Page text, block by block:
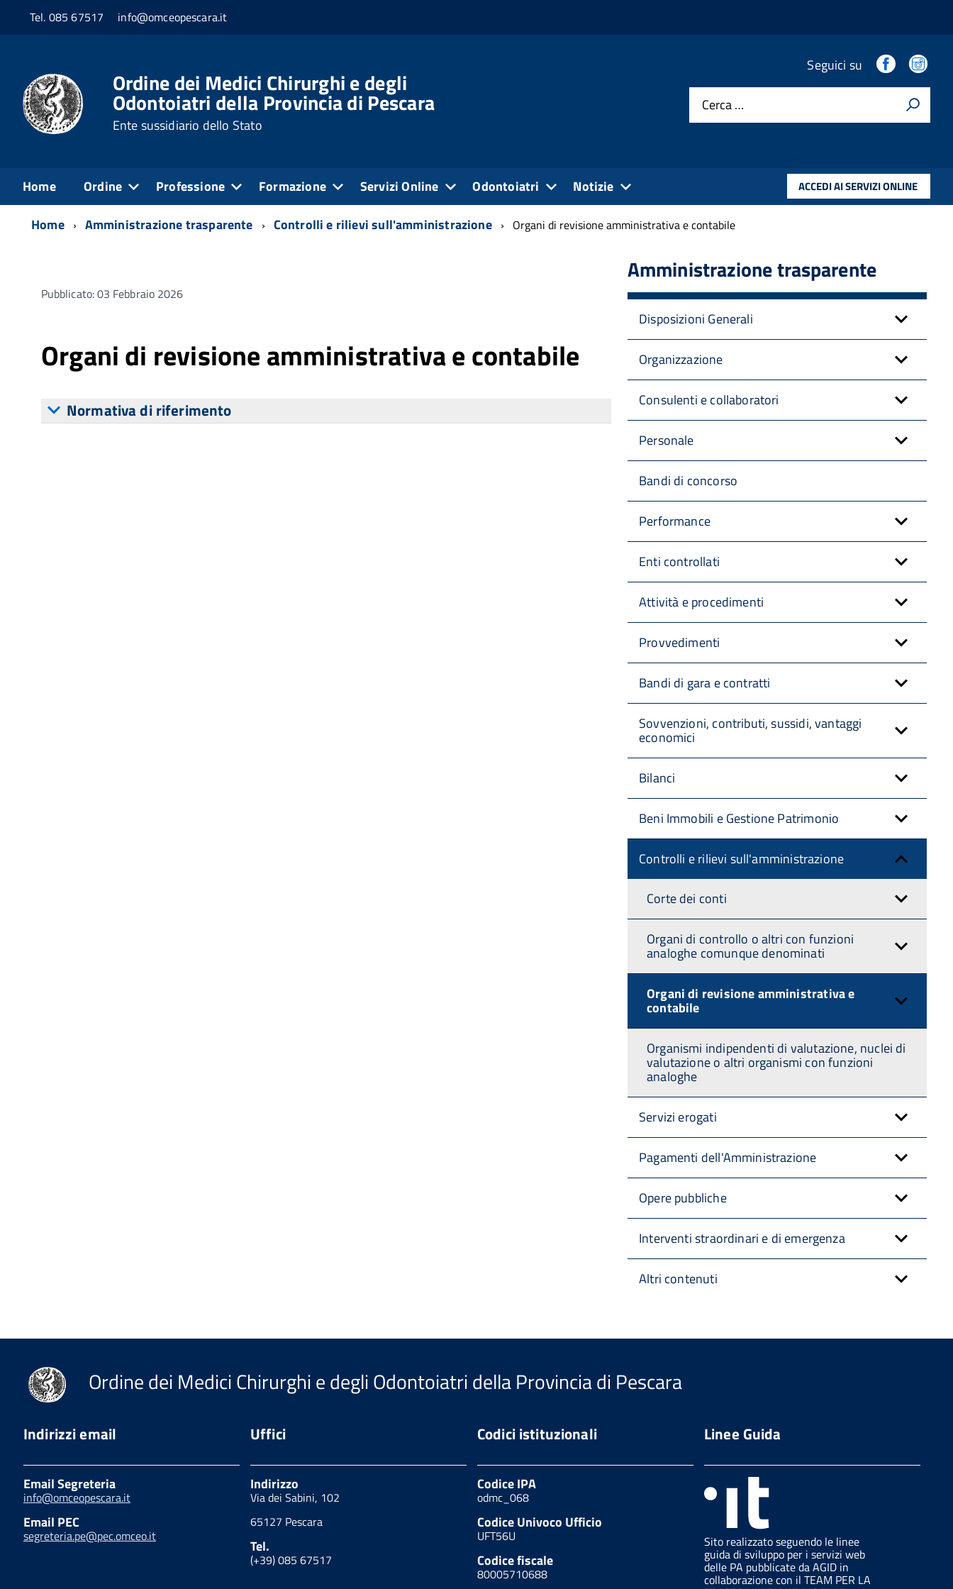
Tel. 085 67517 info@omceopescara.it
Ordine dei Medici Chirurghi e degli
Odontoiatri della Provincia di Pescara
Ente sussidiario dello Stato
Seguici su
Cerca …
Home Ordine Professione Formazione Servizi Online Odontoiatri Notizie ACCEDI AI SERVIZI ONLINE
Home Amministrazione trasparente Controlli e rilievi sull'amministrazione Organi di revisione amministrativa e contabile
Pubblicato: 03 Febbraio 2026
Organi di revisione amministrativa e contabile
Normativa di riferimento
Amministrazione trasparente
Disposizioni Generali
Organizzazione
Consulenti e collaboratori
Personale
Bandi di concorso
Performance
Enti controllati
Attività e procedimenti
Provvedimenti
Bandi di gara e contratti
Sovvenzioni, contributi, sussidi, vantaggi
economici
Bilanci
Beni Immobili e Gestione Patrimonio
Controlli e rilievi sull'amministrazione
Corte dei conti
Organi di controllo o altri con funzioni
analoghe comunque denominati
Organi di revisione amministrativa e
contabile
Organismi indipendenti di valutazione, nuclei di
valutazione o altri organismi con funzioni
analoghe
Servizi erogati
Pagamenti dell'Amministrazione
Opere pubbliche
Interventi straordinari e di emergenza
Altri contenuti
Ordine dei Medici Chirurghi e degli Odontoiatri della Provincia di Pescara
Indirizzi email
Email Segreteria
info@omceopescara.it
Email PEC
segreteria.pe@pec.omceo.it
Uffici
Indirizzo
Via dei Sabini, 102
65127 Pescara
Tel.
(+39) 085 67517
Codici istituzionali
Codice IPA
odmc_068
Codice Univoco Ufficio
UFT56U
Codice fiscale
80005710688
Linee Guida
Sito realizzato seguendo le linee
guida di sviluppo per i servizi web
delle PA pubblicate da AGID in
collaborazione con il TEAM PER LA